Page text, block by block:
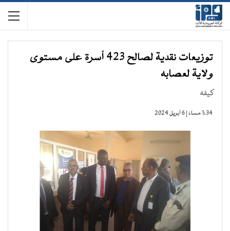
توزيعات نقدية لصالح 423 أسرة على مستوى
ولاية لعصابه
كيفه
1:34 مساءً | 6 أبريل 2024